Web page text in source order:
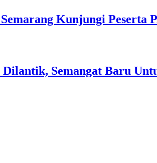
Kunjungi Peserta
Semangat Baru